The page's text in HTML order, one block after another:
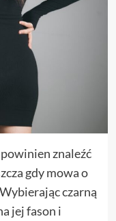
znaleźć
gdy mowa o
czarną
jej fason i